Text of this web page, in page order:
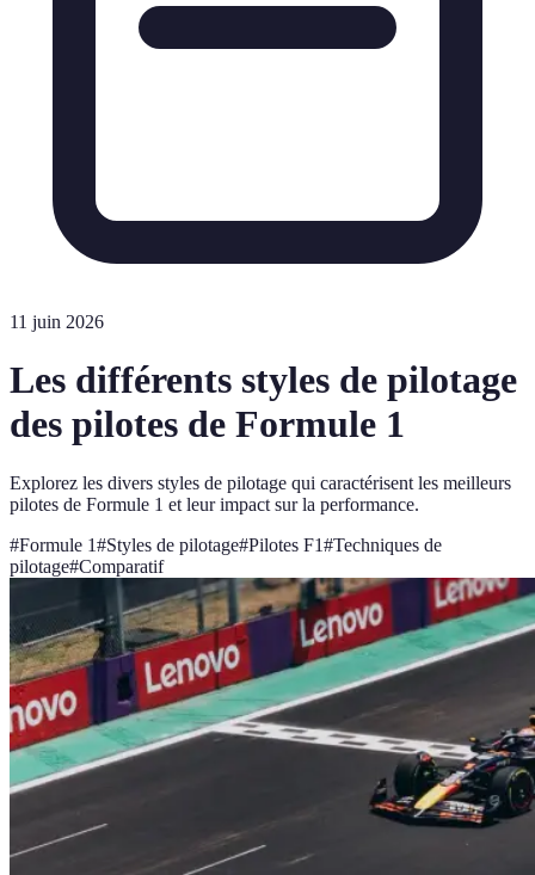
11 juin 2026
Les différents styles de pilotage
des pilotes de Formule 1
Explorez les divers styles de pilotage qui caractérisent les meilleurs
pilotes de Formule 1 et leur impact sur la performance.
#Formule 1#Styles de pilotage#Pilotes F1#Techniques de
pilotage#Comparatif